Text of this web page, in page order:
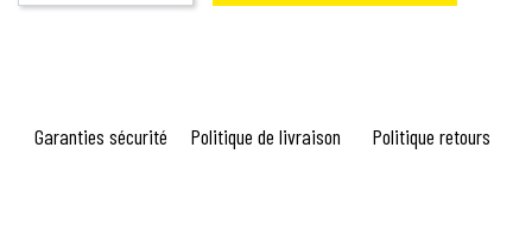
Garanties sécurité Politique de livraison Politique retours